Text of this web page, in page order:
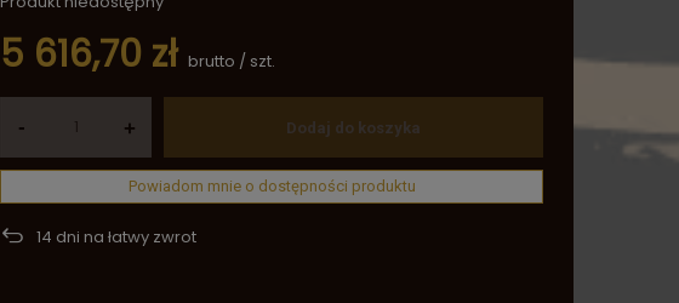
5 616,70 zł brutto / szt.
- + Dodaj do koszyka
Powiadom mnie o dostępności produktu
14 dni na łatwy zwrot